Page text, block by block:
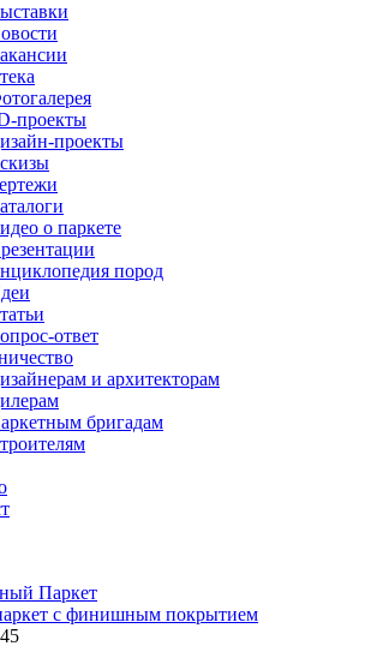
проекты
проекты
о паркете
пород
ответ
и архитекторам
бригадам
Паркет
с финишным покрытием